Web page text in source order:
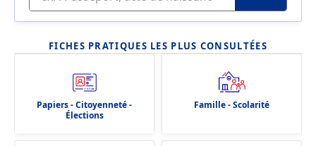
FICHES PRATIQUES LES PLUS CONSULTÉES
Papiers - Citoyenneté -
Élections
Famille - Scolarité